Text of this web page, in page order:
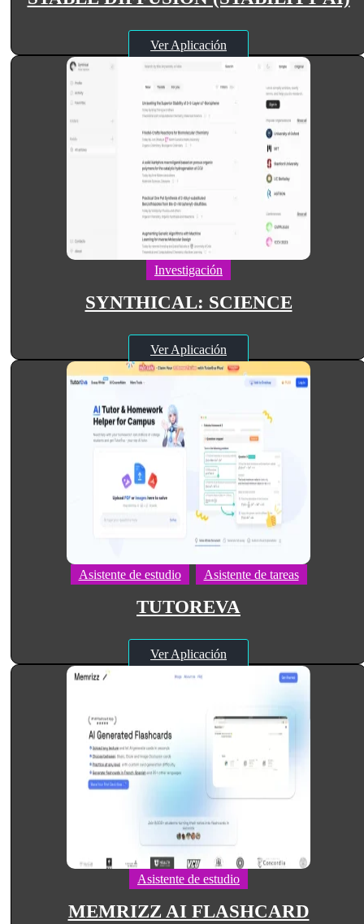
Ver Aplicación
Investigación
SYNTHICAL: SCIENCE
Ver Aplicación
Asistente de estudio Asistente de tareas
TUTOREVA
Ver Aplicación
Asistente de estudio
MEMRIZZ AI FLASHCARD